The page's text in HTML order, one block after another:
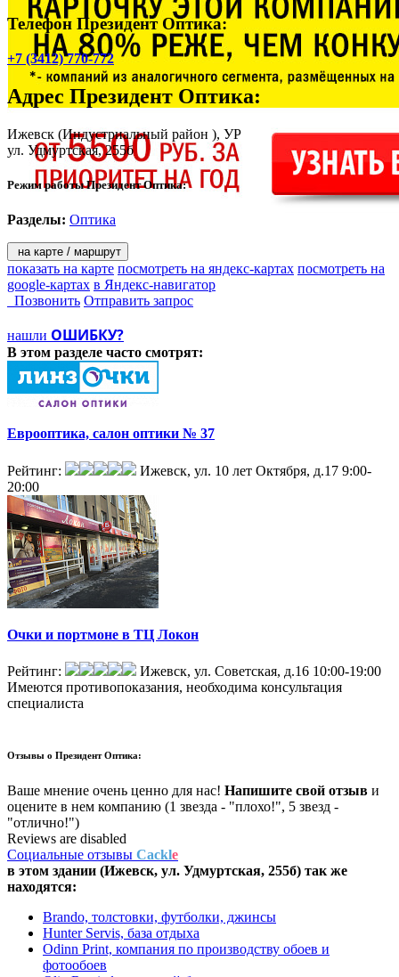
Телефон Президент Оптика:
+7 (3412) 770-772
Адрес Президент Оптика:
Ижевск (Индустриальный район ), УР
ул. Удмуртская, 255б
Режим работы Президент Оптика:
Разделы: Оптика
на карте / маршрут
показать на карте посмотреть на яндекс-картах посмотреть на
google-картах в Яндекс-навигатор
Позвонить Отправить запрос
нашли ОШИБКУ?
В этом разделе часто смотрят:
Еврооптика, салон оптики № 37
Рейтинг: Ижевск, ул. 10 лет Октября, д.17 9:00-
20:00
Очки и портмоне в ТЦ Локон
Рейтинг: Ижевск, ул. Советская, д.16 10:00-19:00
Имеются противопоказания, необходима консультация
специалиста
Отзывы о Президент Оптика:
Ваше мнение очень ценно для нас! Напишите свой отзыв и
оцените в нем компанию (1 звезда - "плохо!", 5 звезд -
"отлично!")
Reviews are disabled
Социальные отзывы Cackle
в этом здании (Ижевск, ул. Удмуртская, 255б) так же
находятся:
Brando, толстовки, футболки, джинсы
Hunter Servis, база отдыха
Odinn Print, компания по производству обоев и
фотообоев